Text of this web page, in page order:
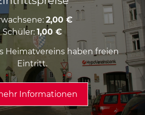
2,00 €
Schüler: 1,00 €
Heimatvereins haben freien
Eintritt.
Informationen